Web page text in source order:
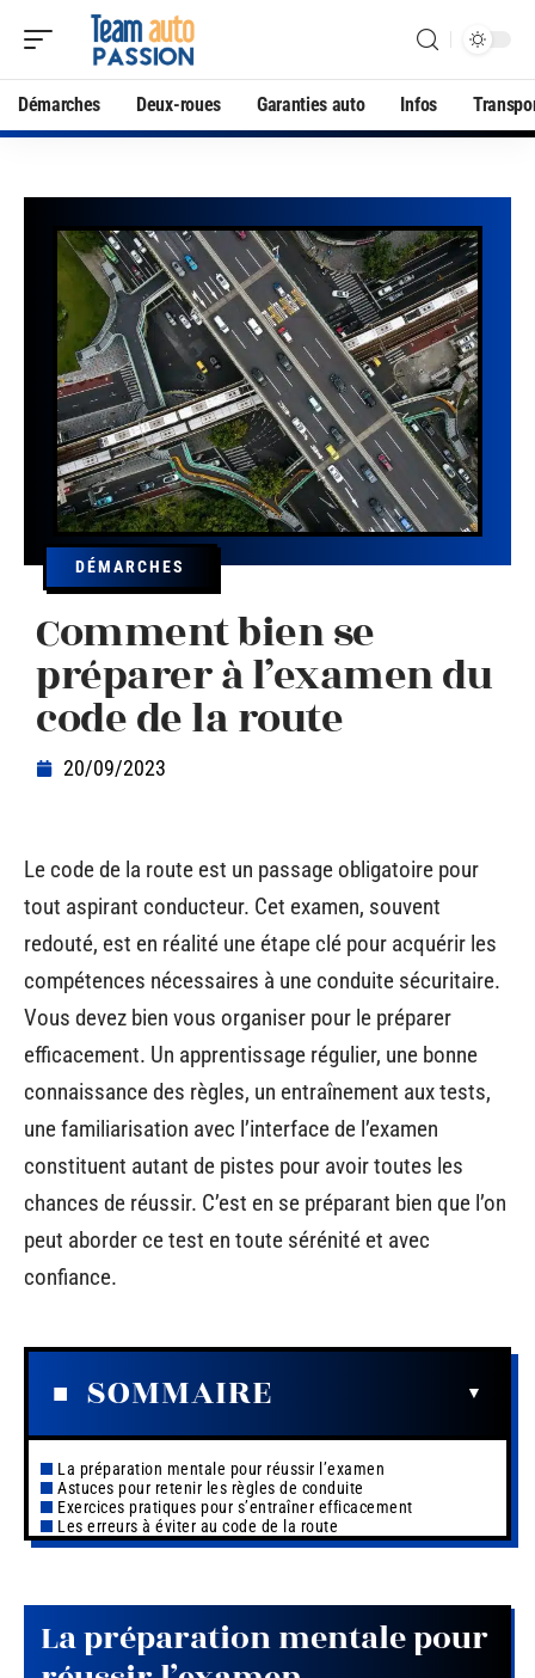
Démarches Deux-roues Garanties auto Infos
DÉMARCHES
Comment bien se
préparer à l’examen du
code de la route
20/09/2023
Le code de la route est un passage obligatoire pour
tout aspirant conducteur. Cet examen, souvent
redouté, est en réalité une étape clé pour acquérir les
compétences nécessaires à une conduite sécuritaire.
Vous devez bien vous organiser pour le préparer
efficacement. Un apprentissage régulier, une bonne
connaissance des règles, un entraînement aux tests,
une familiarisation avec l’interface de l’examen
constituent autant de pistes pour avoir toutes les
chances de réussir. C’est en se préparant bien que l’on
peut aborder ce test en toute sérénité et avec
confiance.
SOMMAIRE
La préparation mentale pour réussir l’examen
Astuces pour retenir les règles de conduite
Exercices pratiques pour s’entraîner efficacement
Les erreurs à éviter au code de la route
La préparation mentale pour